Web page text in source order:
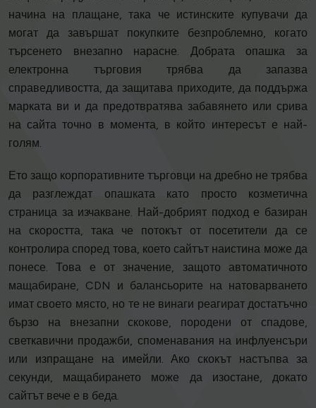
начина на плащане, така че истинските купувачи да
могат да завършат покупките безпроблемно, когато
търсенето внезапно нарасне. Добрата опашка за
електронна търговия трябва да запазва
справедливостта, да защитава приходите, да поддържа
марката ви и да предотвратява забавянето или срива
на сайта точно в момента, в който интересът е най-
голям.
Ето защо корпоративните търговци на дребно не трябва
да разглеждат опашката като просто козметична
страница за изчакване. Най-добрият подход е базиран
на скоростта, така че потокът от посетители да се
контролира според това, което сайтът наистина може да
понесе. Това е от значение, защото автоматичното
мащабиране, CDN и балансьорите на натоварването
имат своето място, но те не винаги реагират достатъчно
бързо на внезапни скокове, породени от спадове,
светкавични продажби, споменавания на инфлуенсъри
или изпращане на имейли. Ако скокът настъпва за
секунди, мащабирането може да изостане, докато
сайтът вече е в беда.